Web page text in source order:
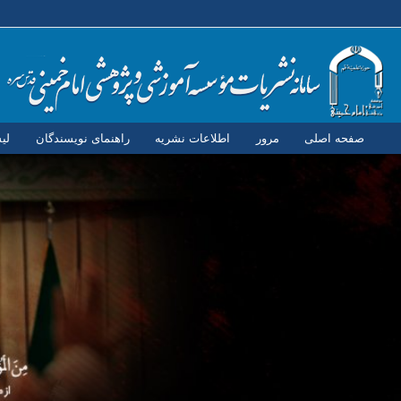
صفحه اصلی مرور اطلاعات نشریه راهنمای نویسندگان